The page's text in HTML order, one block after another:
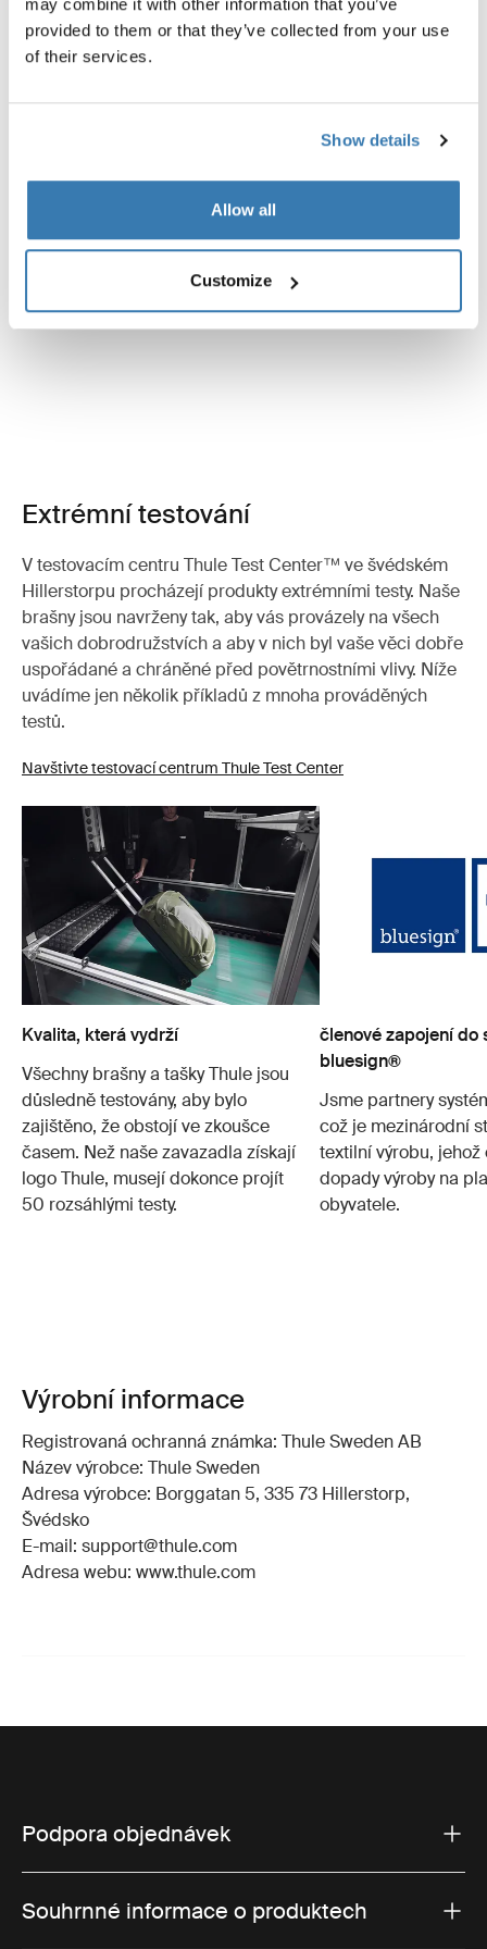
provided to them or that they’ve collected from your use
of their services.
Show details
Allow all
Customize
Extrémní testování
V testovacím centru Thule Test Center™ ve švédském
Hillerstorpu procházejí produkty extrémními testy. Naše
brašny jsou navrženy tak, aby vás provázely na všech
vašich dobrodružstvích a aby v nich byl vaše věci dobře
uspořádané a chráněné před povětrnostními vlivy. Níže
uvádíme jen několik příkladů z mnoha prováděných
testů.
Navštivte testovací centrum Thule Test Center
Kvalita, která vydrží
Všechny brašny a tašky Thule jsou
důsledně testovány, aby bylo
zajištěno, že obstojí ve zkoušce
časem. Než naše zavazadla získají
logo Thule, musejí dokonce projít
50 rozsáhlými testy.
členové zapojení do
bluesign®
Jsme partnery
což je mezinárodní
textilní výrobu,
dopady výroby na
obyvatele.
Výrobní informace
Registrovaná ochranná známka: Thule Sweden AB
Název výrobce: Thule Sweden
Adresa výrobce: Borggatan 5, 335 73 Hillerstorp,
Švédsko
E-mail: support@thule.com
Adresa webu: www.thule.com
Podpora objednávek
Souhrnné informace o produktech